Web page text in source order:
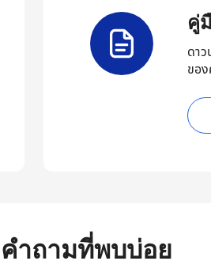
คู่
ดา
ขอ
ำถามที่พบบ่อย